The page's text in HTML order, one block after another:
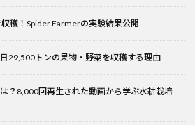
穫！Spider Farmerの実験結果公開
29,500トンの果物・野菜を収穫する理由
？8,000回再生された動画から学ぶ水耕栽培